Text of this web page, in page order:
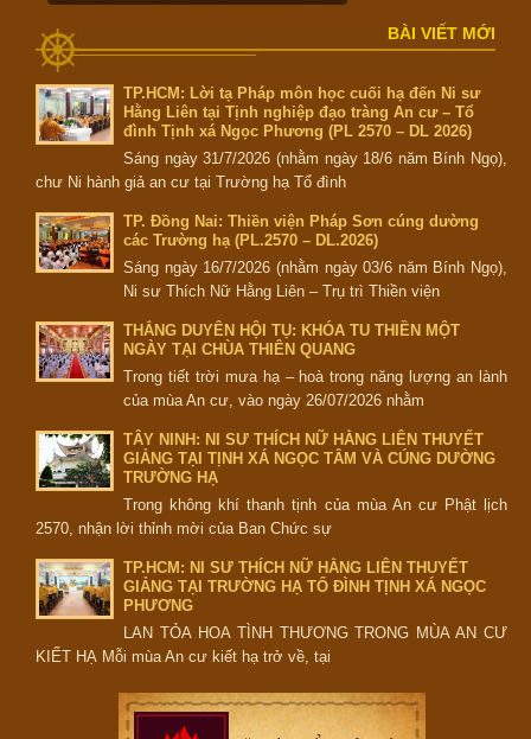
BÀI VIẾT MỚI
TP.HCM: Lời tạ Pháp môn học cuối hạ đến Ni sư
Hằng Liên tại Tịnh nghiệp đạo tràng An cư – Tổ
đình Tịnh xá Ngọc Phương (PL 2570 – DL 2026)
Sáng ngày 31/7/2026 (nhằm ngày 18/6 năm Bính Ngọ),
chư Ni hành giả an cư tại Trường hạ Tổ đình
TP. Đồng Nai: Thiền viện Pháp Sơn cúng dường
các Trường hạ (PL.2570 – DL.2026)
Sáng ngày 16/7/2026 (nhằm ngày 03/6 năm Bính Ngọ),
Ni sư Thích Nữ Hằng Liên – Trụ trì Thiền viện
THẮNG DUYÊN HỘI TỤ: KHÓA TU THIỀN MỘT
NGÀY TẠI CHÙA THIÊN QUANG
Trong tiết trời mưa hạ – hoà trong năng lượng an lành
của mùa An cư, vào ngày 26/07/2026 nhằm
TÂY NINH: NI SƯ THÍCH NỮ HẰNG LIÊN THUYẾT
GIẢNG TẠI TỊNH XÁ NGỌC TÂM VÀ CÚNG DƯỜNG
TRƯỜNG HẠ
Trong không khí thanh tịnh của mùa An cư Phật lịch
2570, nhận lời thỉnh mời của Ban Chức sự
TP.HCM: NI SƯ THÍCH NỮ HẰNG LIÊN THUYẾT
GIẢNG TẠI TRƯỜNG HẠ TỔ ĐÌNH TỊNH XÁ NGỌC
PHƯƠNG
LAN TỎA HOA TÌNH THƯƠNG TRONG MÙA AN CƯ
KIẾT HẠ Mỗi mùa An cư kiết hạ trở về, tại